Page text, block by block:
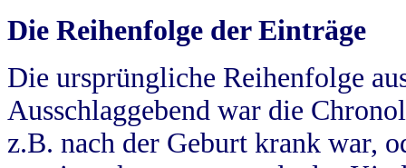
Die Reihenfolge der Einträge
Die ursprüngliche Reihenfolge
Ausschlaggebend war die
z.B. nach der Geburt krank war,